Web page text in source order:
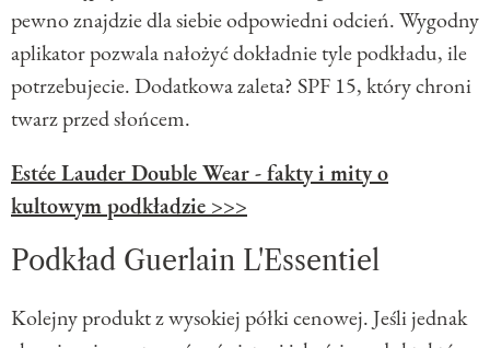
pewno znajdzie dla siebie odpowiedni odcień. Wygodny
aplikator pozwala nałożyć dokładnie tyle podkładu, ile
potrzebujecie. Dodatkowa zaleta? SPF 15, który chroni
twarz przed słońcem.
Estée Lauder Double Wear - fakty i mity o
kultowym podkładzie >>>
Podkład Guerlain L'Essentiel
Kolejny produkt z wysokiej półki cenowej. Jeśli jednak